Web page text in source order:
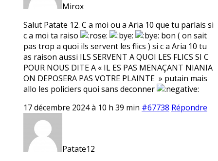
Mirox
Salut Patate 12. C a moi ou a Aria 10 que tu parlais si
c a moi ta raiso
bon ( on sait
pas trop a quoi ils servent les flics ) si c a Aria 10 tu
as raison aussi ILS SERVENT A QUOI LES FLICS SI C
POUR NOUS DITE A « IL ES PAS MENAÇANT NIANIA
ON DEPOSERA PAS VOTRE PLAINTE » putain mais
allo les policiers quoi sans deconner
17 décembre 2024 à 10 h 39 min #67738 Répondre
Patate12